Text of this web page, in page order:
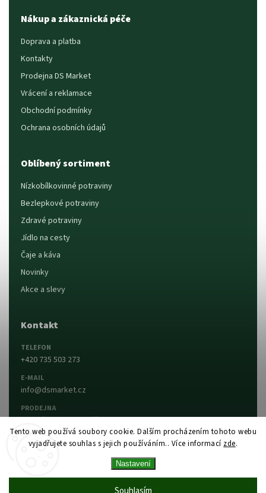
Tento web používá soubory cookie. Dalším procházením tohoto webu
vyjadřujete souhlas s jejich používáním.. Více informací zde.
Nastavení
Nákup a zákaznická péče
Doprava a platba
Kontakty
Prodejna DS Market
Vrácení a reklamace
Obchodní podmínky
Ochrana osobních údajů
Oblíbený sortiment
Nízkobílkovinné potraviny
Bezlepkové potraviny
Zdravé potraviny
Jídlo na cesty
Čaje a káva
Novinky
Akce a slevy
Kontakt
TELEFON
+420 735 503 273
E-MAIL
info@dsmarket.cz
PRODEJNA
Dlouhá 90, 763 15 Slušovice
Napsat nám Prodejna a otevírací doba
Copyright 2026DS MARKET